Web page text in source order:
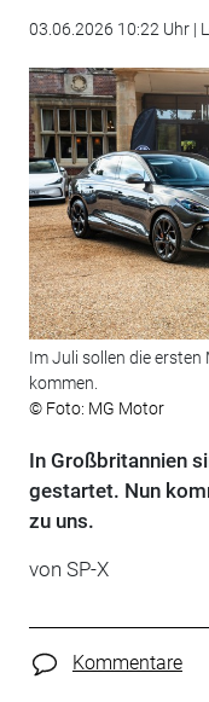
03.06.2026 10:22 Uhr |
Im Juli sollen die
kommen.
© Foto: MG Motor
In Großbritannien
gestartet. Nun
zu uns.
von SP-X
Kommentare